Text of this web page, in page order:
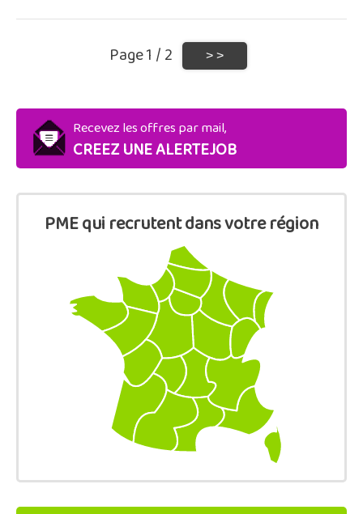
Page 1 / 2
Recevez les offres par mail,
CREEZ UNE ALERTEJOB
PME qui recrutent dans votre région